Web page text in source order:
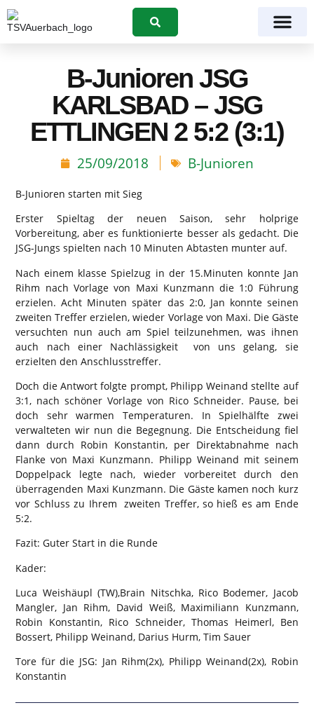
Suchen
B-Junioren JSG
KARLSBAD – JSG
ETTLINGEN 2 5:2 (3:1)
25/09/2018 B-Junioren
B-Junioren starten mit Sieg
Erster Spieltag der neuen Saison, sehr holprige
Vorbereitung, aber es funktionierte besser als gedacht. Die
JSG-Jungs spielten nach 10 Minuten Abtasten munter auf.
Nach einem klasse Spielzug in der 15.Minuten konnte Jan
Rihm nach Vorlage von Maxi Kunzmann die 1:0 Führung
erzielen. Acht Minuten später das 2:0, Jan konnte seinen
zweiten Treffer erzielen, wieder Vorlage von Maxi. Die Gäste
versuchten nun auch am Spiel teilzunehmen, was ihnen
auch nach einer Nachlässigkeit von uns gelang, sie
erzielten den Anschlusstreffer.
Doch die Antwort folgte prompt, Philipp Weinand stellte auf
3:1, nach schöner Vorlage von Rico Schneider. Pause, bei
doch sehr warmen Temperaturen. In Spielhälfte zwei
verwalteten wir nun die Begegnung. Die Entscheidung fiel
dann durch Robin Konstantin, per Direktabnahme nach
Flanke von Maxi Kunzmann. Philipp Weinand mit seinem
Doppelpack legte nach, wieder vorbereitet durch den
überragenden Maxi Kunzmann. Die Gäste kamen noch kurz
vor Schluss zu Ihrem zweiten Treffer, so hieß es am Ende
5:2.
Fazit: Guter Start in die Runde
Kader:
Luca Weishäupl (TW),Brain Nitschka, Rico Bodemer, Jacob
Mangler, Jan Rihm, David Weiß, Maximiliann Kunzmann,
Robin Konstantin, Rico Schneider, Thomas Heimerl, Ben
Bossert, Philipp Weinand, Darius Hurm, Tim Sauer
Tore für die JSG: Jan Rihm(2x), Philipp Weinand(2x), Robin
Konstantin